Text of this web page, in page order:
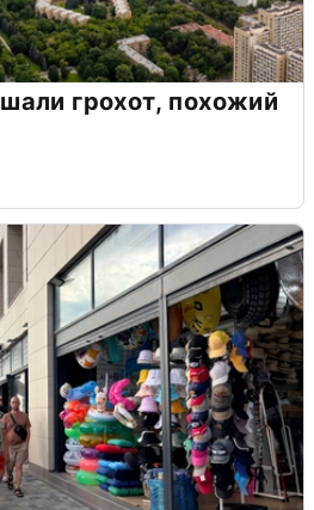
грохот, похожий